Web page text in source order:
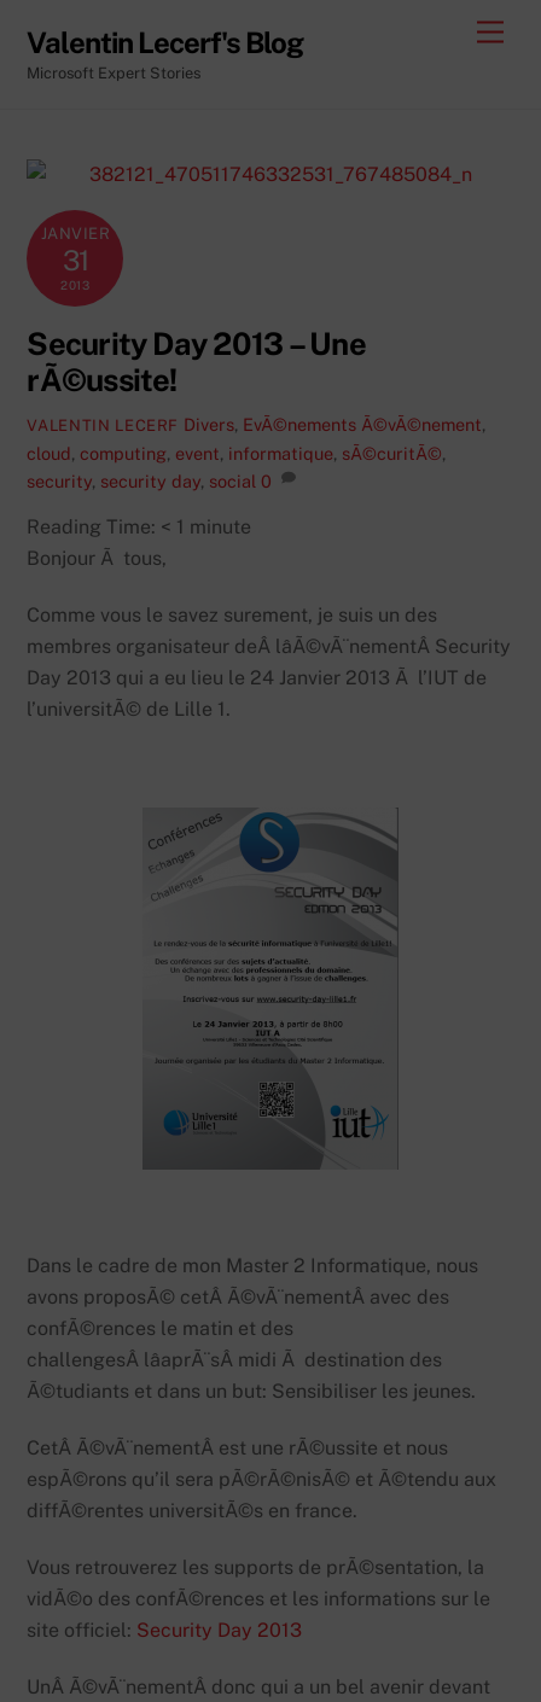
content
Valentin Lecerf's Blog
Microsoft Expert Stories
JANVIER
31
2013
Security Day 2013 – Une
rÃ©ussite!
VALENTIN LECERF Divers, EvÃ©nements Ã©vÃ©nement,
cloud, computing, event, informatique, sÃ©curitÃ©,
security, security day, social 0
Reading Time: < 1 minute
Bonjour Ã tous,
Comme vous le savez surement, je suis un des
membres organisateur deÂ lâÃ©vÃ¨nementÂ Security
Day 2013 qui a eu lieu le 24 Janvier 2013 Ã l’IUT de
l’universitÃ© de Lille 1.
Dans le cadre de mon Master 2 Informatique, nous
avons proposÃ© cetÂ Ã©vÃ¨nementÂ avec des
confÃ©rences le matin et des
challengesÂ lâaprÃ¨sÂ midi Ã destination des
Ã©tudiants et dans un but: Sensibiliser les jeunes.
CetÂ Ã©vÃ¨nementÂ est une rÃ©ussite et nous
espÃ©rons qu’il sera pÃ©rÃ©nisÃ© et Ã©tendu aux
diffÃ©rentes universitÃ©s en france.
Vous retrouverez les supports de prÃ©sentation, la
vidÃ©o des confÃ©rences et les informations sur le
site officiel: Security Day 2013
UnÂ Ã©vÃ¨nementÂ donc qui a un bel avenir devant